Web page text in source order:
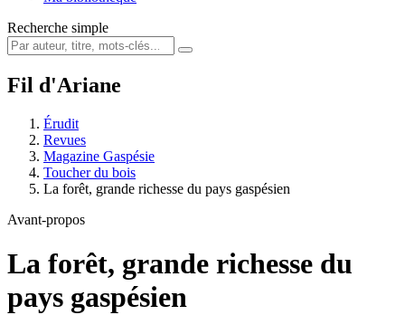
Recherche simple
Fil d'Ariane
Érudit
Revues
Magazine Gaspésie
Toucher du bois
La forêt, grande richesse du pays gaspésien
Avant-propos
La forêt, grande richesse du
pays gaspésien